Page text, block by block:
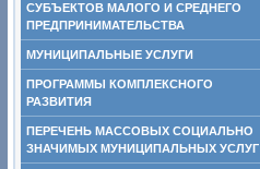
СУБЪЕКТОВ МАЛОГО И СРЕДНЕГО
ПРЕДПРИНИМАТЕЛЬСТВА
МУНИЦИПАЛЬНЫЕ УСЛУГИ
ПРОГРАММЫ КОМПЛЕКСНОГО
РАЗВИТИЯ
ПЕРЕЧЕНЬ МАССОВЫХ СОЦИАЛЬНО
ЗНАЧИМЫХ МУНИЦИПАЛЬНЫХ УСЛУГ